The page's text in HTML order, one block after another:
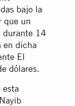
bajo la
que un
durante 14
en dicha
El
dólares.
esta